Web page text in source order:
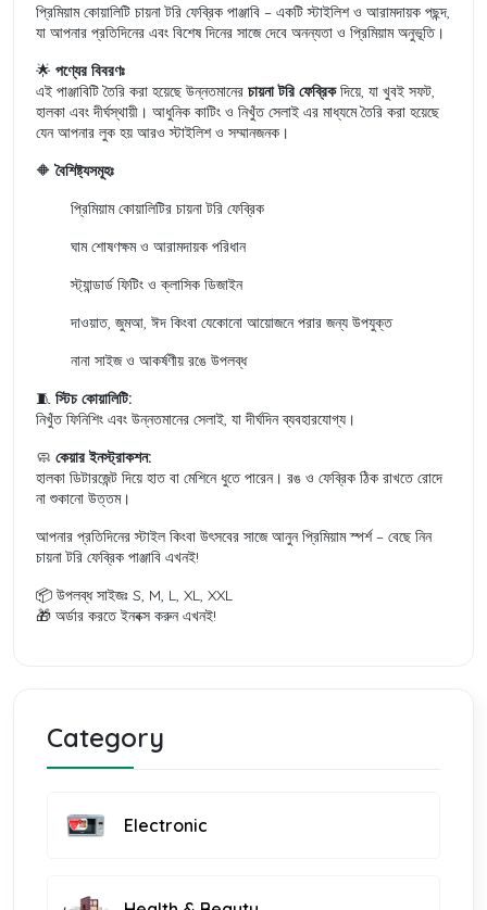
প্রিমিয়াম কোয়ালিটি চায়না টরি ফেব্রিক পাঞ্জাবি – একটি স্টাইলিশ ও আরামদায়ক পছন্দ,
যা আপনার প্রতিদিনের এবং বিশেষ দিনের সাজে দেবে অনন্যতা ও প্রিমিয়াম অনুভূতি।
🌟 পণ্যের বিবরণঃ
এই পাঞ্জাবিটি তৈরি করা হয়েছে উন্নতমানের চায়না টরি ফেব্রিকদিয়ে, যা খুবই সফট,
হালকা এবং দীর্ঘস্থায়ী। আধুনিক কাটিং ও নিখুঁত সেলাই এর মাধ্যমে তৈরি করা হয়েছে
যেন আপনার লুক হয় আরও স্টাইলিশ ও সম্মানজনক।
🔶বৈশিষ্ট্যসমূহঃ
প্রিমিয়াম কোয়ালিটির চায়না টরি ফেব্রিক
ঘাম শোষণক্ষম ও আরামদায়ক পরিধান
স্ট্যান্ডার্ড ফিটিং ও ক্লাসিক ডিজাইন
দাওয়াত, জুমআ, ঈদ কিংবা যেকোনো আয়োজনে পরার জন্য উপযুক্ত
নানা সাইজ ও আকর্ষণীয় রঙে উপলব্ধ
🧵 স্টিচ কোয়ালিটি:
নিখুঁত ফিনিশিং এবং উন্নতমানের সেলাই, যা দীর্ঘদিন ব্যবহারযোগ্য।
🧼 কেয়ার ইনস্ট্রাকশন:
হালকা ডিটারজেন্ট দিয়ে হাত বা মেশিনে ধুতে পারেন। রঙ ও ফেব্রিক ঠিক রাখতে রোদে
না শুকানো উত্তম।
আপনার প্রতিদিনের স্টাইল কিংবা উৎসবের সাজে আনুন প্রিমিয়াম স্পর্শ – বেছে নিন
চায়না টরি ফেব্রিক পাঞ্জাবি এখনই!
📦 উপলব্ধ সাইজঃ S, M, L, XL, XXL
🎁 অর্ডার করতে ইনবক্স করুন এখনই!
Category
Electronic